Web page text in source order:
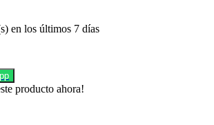
en los últimos 7 días
K1 Hikvision. cantidad
producto ahora!